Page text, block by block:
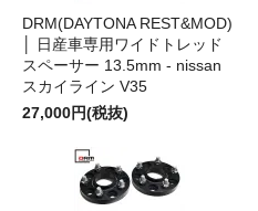
DRM(DAYTONA REST&MOD)
│ 日産車専用ワイドトレッド
スペーサー 13.5mm - nissan
スカイライン V35
27,000円(税抜)